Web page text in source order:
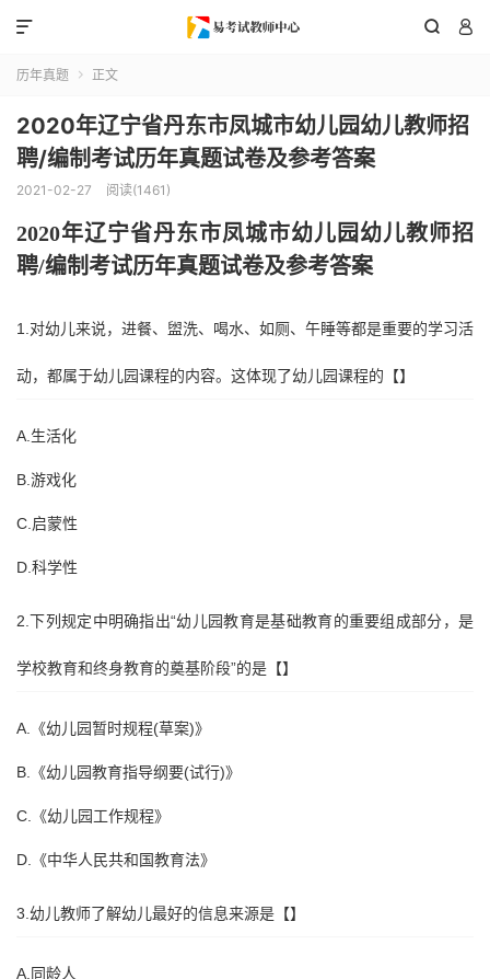
 

历年真题  正文
2020年辽宁省丹东市凤城市幼儿园幼儿教师招
聘/编制考试历年真题试卷及参考答案
2021-02-27 阅读(1461)
2020年辽宁省丹东市凤城市幼儿园幼儿教师招
聘/编制考试历年真题试卷及参考答案
1.对幼儿来说，进餐、盥洗、喝水、如厕、午睡等都是重要的学习活
动，都属于幼儿园课程的内容。这体现了幼儿园课程的【】
A.生活化
B.游戏化
C.启蒙性
D.科学性
2.下列规定中明确指出“幼儿园教育是基础教育的重要组成部分，是
学校教育和终身教育的奠基阶段”的是【】
A.《幼儿园暂时规程(草案)》
B.《幼儿园教育指导纲要(试行)》
C.《幼儿园工作规程》
D.《中华人民共和国教育法》
3.幼儿教师了解幼儿最好的信息来源是【】
A.同龄人